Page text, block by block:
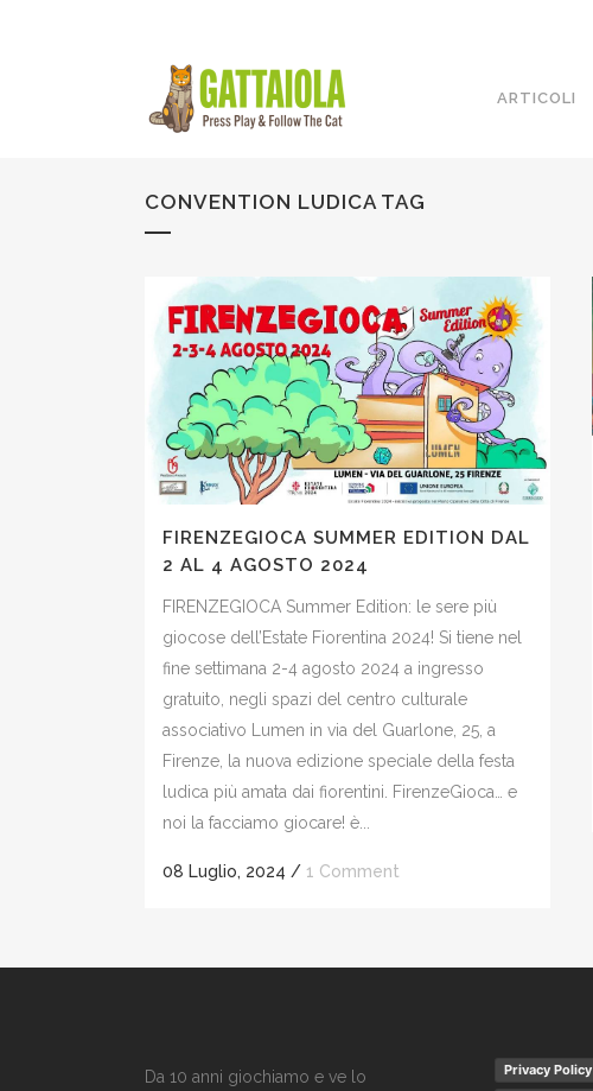
ARTICOLI
CONVENTION LUDICA TAG
FIRENZEGIOCA SUMMER EDITION DAL
2 AL 4 AGOSTO 2024
FIRENZEGIOCA Summer Edition: le sere più
giocose dell’Estate Fiorentina 2024! Si tiene nel
fine settimana 2-4 agosto 2024 a ingresso
gratuito, negli spazi del centro culturale
associativo Lumen in via del Guarlone, 25, a
Firenze, la nuova edizione speciale della festa
ludica più amata dai fiorentini. FirenzeGioca… e
noi la facciamo giocare! è...
08 Luglio, 2024 / 1 Comment
Da 10 anni giochiamo e ve lo
Privacy Policy